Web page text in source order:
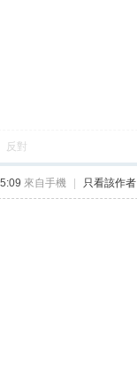
反對
來自手機 只看該作者